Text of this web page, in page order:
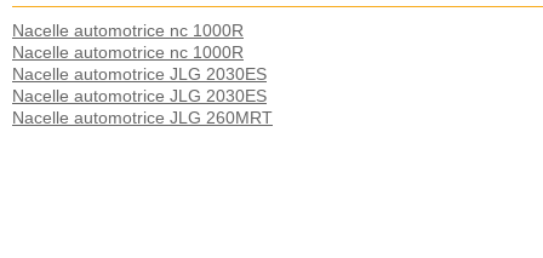
Nacelle automotrice nc 1000R
Nacelle automotrice nc 1000R
Nacelle automotrice JLG 2030ES
Nacelle automotrice JLG 2030ES
Nacelle automotrice JLG 260MRT